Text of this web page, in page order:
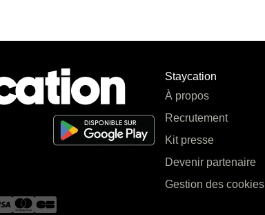
Staycation
À propos
Recrutement
Kit presse
Devenir partenaire
Gestion des cookies